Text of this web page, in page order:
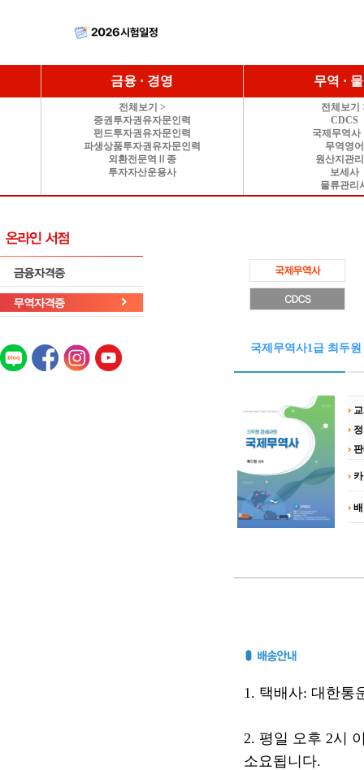
금융 · 경영
전체보기 >
증권투자권유자문인력
펀드투자권유자문인력
파생상품투자권유자문인력
외환전문역Ⅱ종
투자자산운용사
무역 ·
전체보기
CDCS
국제무역사
무역영어
원산지관
보세사
물류관리
국제무역사1급 최두
1. 택배사: 대한통
2. 평일 오후 2시
소요됩니다.